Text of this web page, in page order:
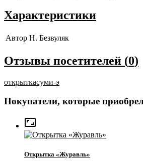
Характеристики
Автор Н. Безвуляк
Отзывы посетителей (0)
открыткасуми-э
Покупатели, которые

Открытка «Журавль»